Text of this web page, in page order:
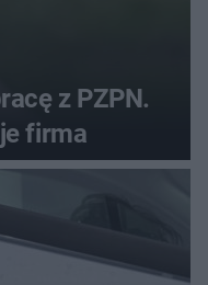
z PZPN.
firma